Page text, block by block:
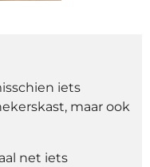
iets
maar ook
net iets